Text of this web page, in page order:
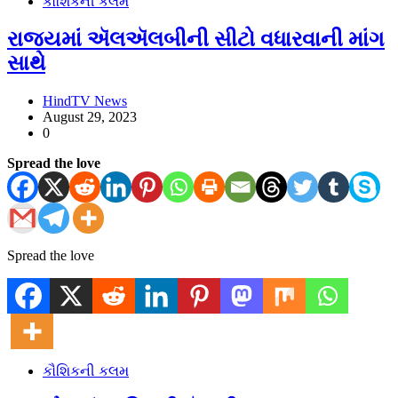
રાજ્યમાં ઍલઍલબીની સીટો વધારવાની માંગ
સાથે
HindTV News
August 29, 2023
0
Spread the love
Spread the love
કૌશિકની કલમ